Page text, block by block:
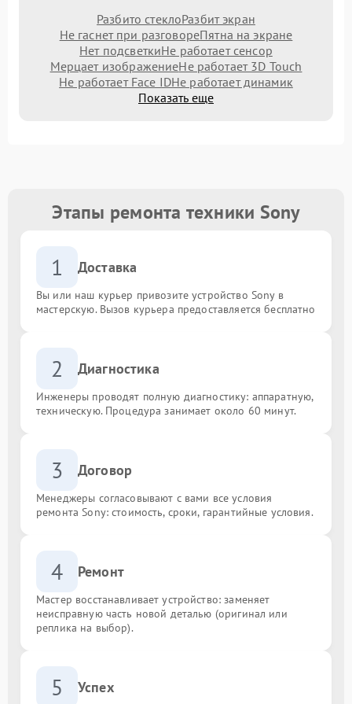
Разбито стеклоРазбит экран
Не гаснет при разговореПятна на экране
Нет подсветкиНе работает сенсор
Мерцает изображениеНе работает 3D Touch
Не работает Face IDНе работает динамик
Показать еще
Этапы ремонта техники Sony
1 Доставка
Вы или наш курьер привозите устройство Sony в
мастерскую. Вызов курьера предоставляется бесплатно
2 Диагностика
Инженеры проводят полную диагностику: аппаратную,
техническую. Процедура занимает около 60 минут.
3 Договор
Менеджеры согласовывают с вами все условия
ремонта Sony: стоимость, сроки, гарантийные условия.
4 Ремонт
Мастер восстанавливает устройство: заменяет
неисправную часть новой деталью (оригинал или
реплика на выбор).
5 Успех